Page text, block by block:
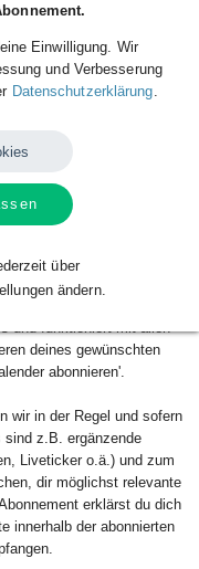
mit den kostenlosen
angelegt oder geändert
tun. Alle Termine einzeln
an. Los geht´s!
und funktioniert mit allen
deines gewünschten
abonnieren'.
wir in der Regel und sofern
z.B. ergänzende
Liveticker o.ä.) und zum
dir möglichst relevante
erklärst du dich
innerhalb der abonnierten
Einwilligung. Wir
und Verbesserung
Datenschutzerklärung
über
ändern.